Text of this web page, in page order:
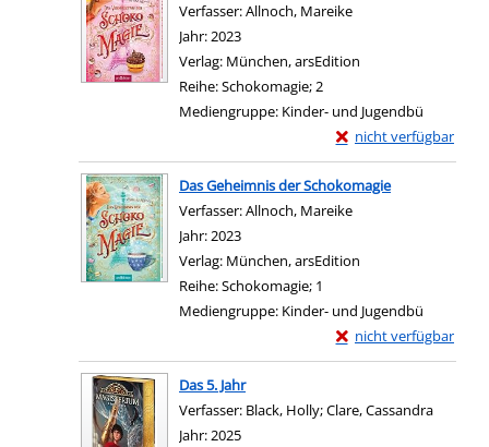
Verfasser:Allnoch, Mareike
Jahr:2023
Verlag: München, arsEdition
Reihe:Schokomagie; 2
Mediengruppe: Kinder- und Jugendbü
nicht verfügbar
Exemplar-Details von
Zum Download von
Das Geheimnis der Schokomagie
Verfasser:Allnoch, Mareike
Jahr:2023
Verlag: München, arsEdition
Reihe:Schokomagie; 1
Mediengruppe: Kinder- und Jugendbü
nicht verfügbar
Exemplar-Details von
Zum Download von
Das 5. Jahr
Verfasser: Black, Holly;Clare, Cassandra
Jahr:2025